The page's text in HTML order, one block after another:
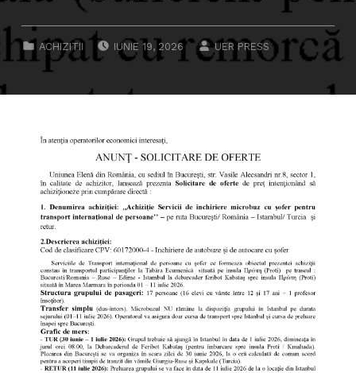
CATEGORIZED IN:
ACHIZITII
POSTED ON:
IUNIE 19, 2026
WRITTEN BY:
UER PRESS